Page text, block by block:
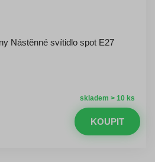
Nástěnné svítidlo spot E27
skladem > 10 ks
KOUPIT